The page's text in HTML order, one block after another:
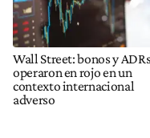
Wall Street: bonos y
operaron en rojo en un
contexto internacional
adverso